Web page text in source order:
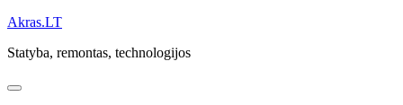
Skip
content
Akras.LT
Statyba, remontas, technologijos